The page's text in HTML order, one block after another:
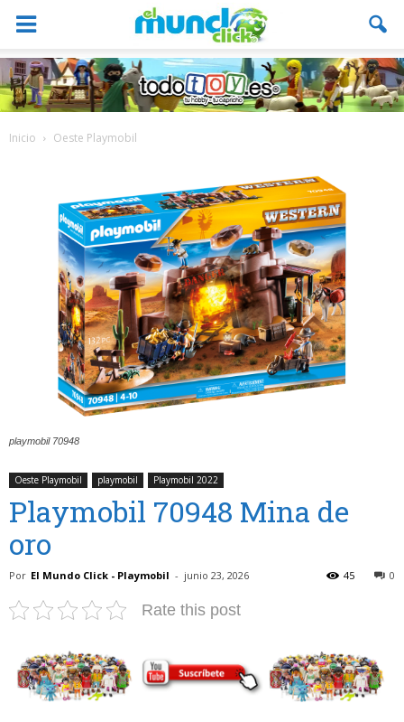
Inicio Oeste Playmobil
playmobil 70948
Oeste Playmobil playmobil Playmobil 2022
Playmobil 70948 Mina de
oro
Por El Mundo Click - Playmobil - junio 23, 2026 0
45
Rate this post